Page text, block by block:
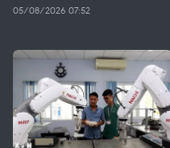
05/08/2026 07:52